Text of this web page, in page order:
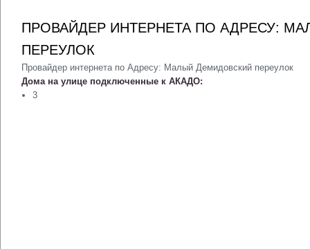
ПРОВАЙДЕР ИНТЕРНЕТА ПО АДРЕСУ:
ПЕРЕУЛОК
Провайдер интернета по Адресу: Малый Демидовский переулок
Дома на улице подключенные к АКАДО:
3